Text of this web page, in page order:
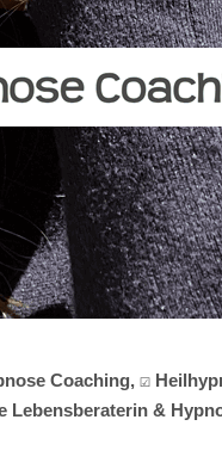
Coaching, ☑️
&